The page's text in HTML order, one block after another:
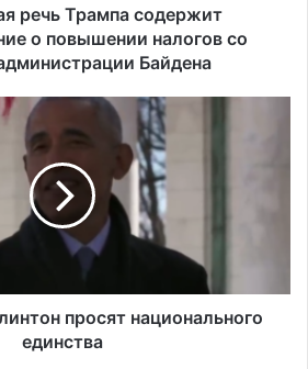
речь Трампа содержит
о повышении налогов со
Байдена
просят национального
единства